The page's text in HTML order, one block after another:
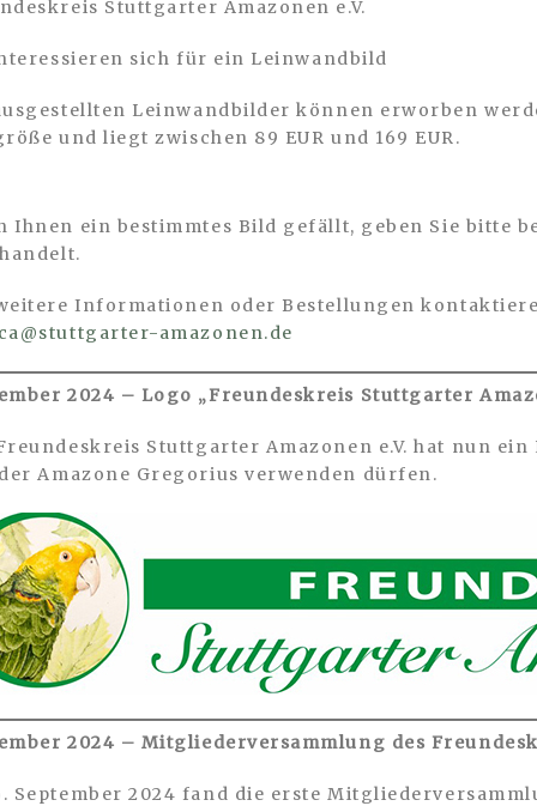
Stuttgarter Amazonen e.V.
sich für ein Leinwandbild
Leinwandbilder können erworben
und liegt zwischen 89 EUR und 169 EUR.
Ihnen ein bestimmtes Bild gefällt, geben Sie bitte
Informationen oder Bestellungen
amazonen.de
2024 – Logo „Freundeskreis Stuttgarter
Stuttgarter Amazonen e.V. hat nun
Amazone Gregorius verwenden dürfen.
2024 – Mitgliederversammlung des
September 2024 fand die erste